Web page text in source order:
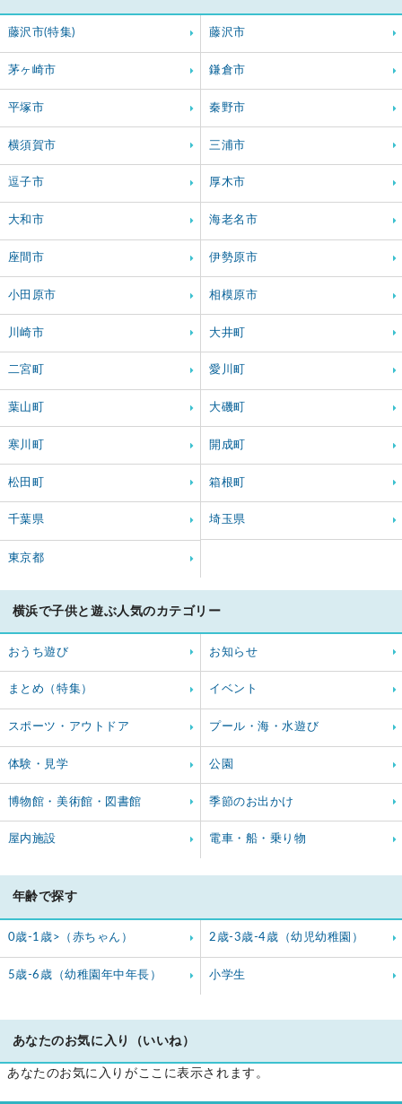
藤沢市(特集) 藤沢市
茅ヶ崎市 鎌倉市
平塚市 秦野市
横須賀市 三浦市
逗子市 厚木市
大和市 海老名市
座間市 伊勢原市
小田原市 相模原市
川崎市 大井町
二宮町 愛川町
葉山町 大磯町
寒川町 開成町
松田町 箱根町
千葉県 埼玉県
東京都
横浜で子供と遊ぶ人気のカテゴリー
おうち遊び お知らせ
まとめ（特集） イベント
スポーツ・アウトドア プール・海・水遊び
体験・見学 公園
博物館・美術館・図書館 季節のお出かけ
屋内施設 電車・船・乗り物
年齢で探す
0歳-1歳>（赤ちゃん） 2歳-3歳-4歳（幼児幼稚園）
5歳-6歳（幼稚園年中年長） 小学生
あなたのお気に入り（いいね）
あなたのお気に入りがここに表示されます。